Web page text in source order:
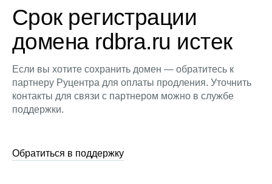
Срок регистрации
домена rdbra.ru истек
Если вы хотите сохранить домен — обратитесь к
партнеру Руцентра для оплаты продления. Уточнить
контакты для связи с партнером можно в службе
поддержки.
Обратиться в поддержку